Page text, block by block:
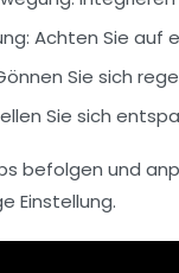
: Achten Sie auf
Sie sich
Sie sich
befolgen und
Einstellung.